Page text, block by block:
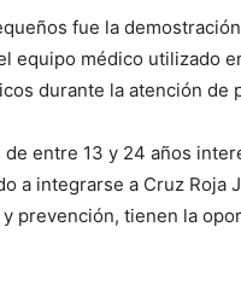
fue la
equipo médico utilizado
durante la atención de
entre 13 y 24 años
a integrarse a Cruz Roja
prevención, tienen la